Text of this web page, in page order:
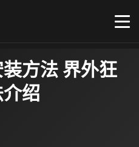
方法 界外狂
绍